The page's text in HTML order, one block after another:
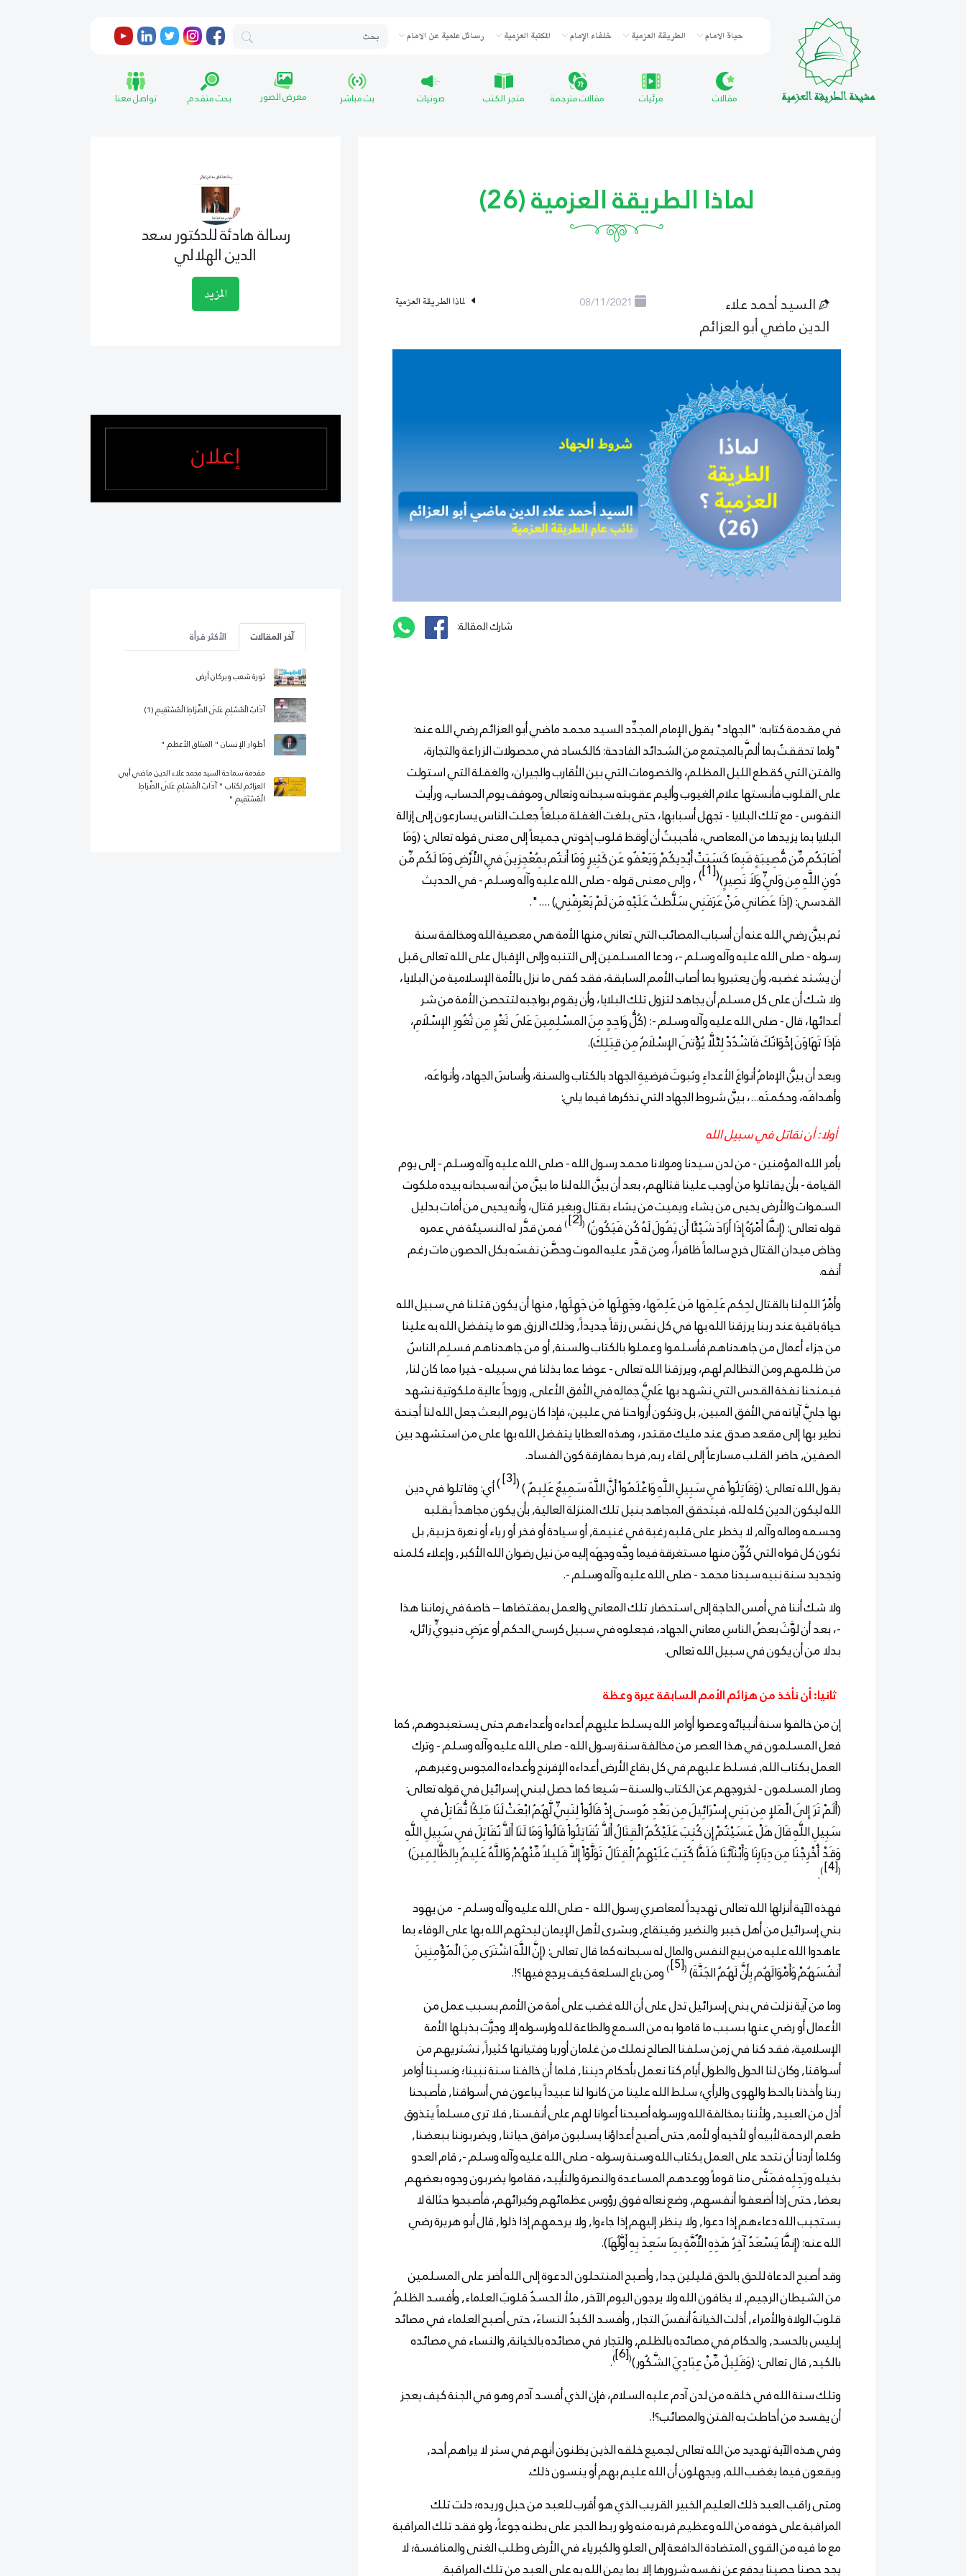
حياة الامام الطريقة العزمية خلفاء الإمام المكتبة العزمية رسائل علمية عن الامام
مقالات مرئيات مقالات مترجمة متجر الكتب صوتيات بث مباشر معرض الصور بحث متقدم تواصل معنا
لماذا الطريقة العزمية (26)
السيد أحمد علاء
الدين ماضي أبو العزائم
08/11/2021 لماذا الطريقة العزمية
شارك المقالة:
في مقدمة كتابه: "الجهاد" يقول الإمام المجدِّد السيد محمد ماضي أبو العزائم رضي الله عنه:
"ولما تحققتُ بما ألمَّ بالمجتمع من الشدائد الفادحة: كالكساد في محصولات الزراعة والتجارة،
والفتن التي كقطع الليل المظلم، والخصومات التي بين الأقارب والجيران، والغفلة التي استولت
على القلوب فأنستها علام الغيوب وأليم عقوبته سبحانه وتعالى وموقف يوم الحساب، ورأيت
النفوس - مع تلك البلايا - تجهل أسبابها، حتى بلغت الغفلة مبلغاً جعلت الناس يسارعون إلى إزالة
البلايا بما يزيدها من المعاصي، فأحببتُ أن أوقظ قلوب إخوتي جميعاً إلى معنى قوله تعالى: (وَمَا
أَصَابَكُم مِّن مُّصِيبَةٍ فَبِمَا كَسَبَتْ أَيْدِيكُمْ وَيَعْفُو عَن كَثِيرٍ وَمَا أَنتُم بِمُعْجِزِينَ فِي الْأَرْضِ وَمَا لَكُم مِّن
دُونِاللَّهِ مِن وَلِيٍّ وَلَا نَصِيرٍ)(
[1]
)،وإلى معنى قوله - صلى الله عليه وآله وسلم - في الحديث
القدسي: (إذَا عَصَانِى مَنْ عَرَفَنِي سَلَّطتُ عَلَيْهِ مَن لَمْ يَعْرِفْنِي) ....".
ثم بيَّن رضي الله عنه أن أسباب المصائب التي تعاني منها الأمة هي معصية الله ومخالفة سنة
رسوله- صلى الله عليه وآله وسلم -، ودعا المسلمين إلى التنبه وإلى الإقبال على الله تعالى قبل
أن يشتد غضبه، وأن يعتبروا بما أصاب الأمم السابقة، فقد كفى ما نزل بالأمة الإسلامية من البلايا،
ولا شك أن على كل مسلم أن يجاهد لتزول تلك البلايا، وأن يقوم بواجبه لتتحصن الأمة من شر
أعدائها، قال- صلى الله عليه وآله وسلم -: (كُلُّ وَاحِدٍ مِنَ المسْلِمِينَ عَلَى ثَغْرٍ مِن ثُغُورِ الإسْلَامِ،
فَإذَا تَهَاوَنَ إخْوَانُكَ فَاشْدُدْ لِئَلَّا يُؤْتَى الإسْلَامُ مِن قِبَلِكَ).
وبعد أن بيَّن الإمامُ أنواعَ الأعداءِ وثبوتَ فرضيةِ الجهاد بالكتاب والسنة، وأساسَ الجهاد، وأنواعَه،
وأهدافَه، وحكمتَه...، بيَّن شروط الجهاد التي نذكرها فيما يلي:
أولا: أن نقاتل في سبيل الله
يأمر الله المؤمنين - من لدن سيدنا ومولانا محمد رسول الله - صلى الله عليه وآله وسلم - إلى يوم
القيامة - بأن يقاتلوا من أوجب علينا قتالهم، بعد أن بيَّن الله لنا ما بيَّن من أنه سبحانه بيده ملكوت
السموات والأرض يحيى من يشاء ويميت من يشاء بقتال وبغير قتال، وأنه يحيى من أمات بدليل
قوله تعالى: (إِنَّمَا أَمْرُهُ إِذَا أَرَادَ شَيْئًا أَن يَقُولَ لَهُ كُن فَيَكُونُ)(
[2]
)فمن قدَّر له النسيئة في عمره
وخاض ميدان القتال خرج سالماً ظافراً، ومن قدَّر عليه الموت وحصَّن نفسَه بكل الحصون مات رغم
أنفه.
وأمْرُ اللهِ لنا بالقتال لحِكم عَلِمَها مَن عَلِمَها، وجَهِلَها مَن جَهِلَها, منها أن يكون قتلنا في سبيل الله
حياة باقية عند ربنا يرزقنا الله بها في كل نفَس رزقاً جديداً, وذلك الرزق هو ما يتفضل الله به علينا
من جزاء أعمال من جاهدناهم فأسلموا وعملوا بالكتاب والسنة, أو من جاهدناهم فسلِم الناسُ
من ظلمهم ومن التظالم لهم، ويرزقنا الله تعالى - عوضا عما بذلنا في سبيله - خيرا مما كان لنا,
فيمنحنا نفخة القدس التي نشهد بها عَلِيَّ جمالِه في الأفق الأعلى, وروحاً عالية ملكوتية نشهد
بها جلِيَّ آياته في الأفق المبين, بل وتكون أرواحنا في عليين، فإذا كان يوم البعث جعل الله لنا أجنحة
نطير بها إلى مقعد صدق عند مليك مقتدر، وهذه العطايا يتفضل الله بها على من استشهد بين
الصفين, حاضر القلب مسارعاً إلى لقاء ربه, فرحا بمفارقة كون الفساد.
يقول الله تعالى: (وَقَاتِلُواْ فِي سَبِيلِ اللَّهِ وَاعْلَمُواْ أَنَّ اللَّهَ سَمِيعٌ عَلِيمٌ)
(
[3]
)أي: وقاتلوا في دين
الله ليكون الدين كله لله، فيتحقق المجاهد بنيل تلك المنزلة العالية, بأن يكون مجاهداً بقلبه
وجسمه وماله وآله, لا يخطر على قلبه رغبة في غنيمة, أو سيادة أو فخر أورياء أو نعرة حزبية, بل
تكون كل قواه التي كُوِّن منها مستغرقة فيما وجَّه وجهَه إليه من نيل رضوان الله الأكبر, وإعلاء كلمته
وتجديد سنة نبيه سيدنا محمد - صلى الله عليه وآله وسلم -.
ولا شك أننا في أمس الحاجة إلى استحضار تلك المعاني والعمل بمقتضاها – خاصة في زماننا هذا
-، بعد أن لوَّثَ بعضُ الناسِ معاني الجهاد، فجعلوه في سبيل كرسي الحكم أو عرَضٍ دنيويٍّ زائل،
بدلا من أن يكون في سبيل الله تعالى.
ثانيا: أن نأخذ من هزائم الأمم السابقة عبرة وعظة
إن من خالفوا سنة أنبيائه وعصوا أوامر الله يسلط عليهم أعداءه وأعداءهم حتى يستعبدوهم, كما
فعل المسلمون في هذا العصر من مخالفة سنة رسول الله - صلى الله عليه وآله وسلم - وترك
العمل بكتاب الله, فسلط عليهم في كل بقاع الأرض أعداءه الإفرنج وأعداءه المجوس وغيرهم,
وصار المسلمون - لخروجهم عن الكتاب والسنة – شيعا كما حصل لبني إسرائيل في قوله تعالى:
(أَلَمْ تَرَ إِلَى الْمَلإِ مِن بَنِي إِسْرَائِيلَ مِن بَعْدِ مُوسَى إِذْ قَالُواْ لِنَبِيٍّ لَّهُمُ ابْعَثْ لَنَا مَلِكًا نُّقَاتِلْ فِي
سَبِيلِ اللَّهِ قَالَ هَلْ عَسَيْتُمْ إِن كُتِبَ عَلَيْكُمُ الْقِتَالُ أَلاَّتُقَاتِلُواْ قَالُواْ وَمَا لَنَا أَلاَّ نُقَاتِلَ فِي سَبِيلِ اللَّهِ
وَقَدْأُخْرِجْنَا مِن دِيَارِنَا وَأَبْنَآئِنَا فَلَمَّا كُتِبَ عَلَيْهِمُ الْقِتَالُتَوَلَّوْاْ إِلاَّ قَلِيلاً مِّنْهُمْ وَاللَّهُ عَلِيمٌ بِالظَّالِمِينَ)
(
[4]
)
.
فهذه الآية أنزلها الله تعالى تهديداً لمعاصري رسول الله - صلى الله عليه وآله وسلم - من يهود
بني إسرائيل من أهل خيبر والنضير وقينقاع, وبشرى لأهل الإيمان ليحثهم الله بها على الوفاء بما
عاهدوا الله عليه من بيع النفس والمال له سبحانه كما قال تعالى: (إِنَّ اللَّهَ اشْتَرَى مِنَ الْمُؤْمِنِينَ
أَنفُسَهُمْ وَأَمْوَالَهُم بِأَنَّلَهُمُ الجَنَّةَ)(
[5]
)ومن باع السلعة كيف يرجع فيها؟!.
وما من آية نزلت في بني إسرائيل تدل على أن الله غضب على أمة من الأمم بسبب عمل من
الأعمال أو رضي عنها بسبب ما قاموا به من السمع والطاعة لله ولرسوله إلا وجرَّت بذيلها الأمة
الإسلامية، فقد كنا في زمن سلفنا الصالح نملك من غلمان أوربا وفتيانها كثيراً, نشتريهم من
أسواقنا, وكان لنا الحول والطول أيام كنا نعمل بأحكام ديننا, فلما أن خالفنا سنة نبينا؛ ونسينا أوامر
ربنا وأخذنا بالحظ والهوى والرأي؛ سلط الله علينا من كانوا لنا عبيداً يباعون في أسواقنا, فأصبحنا
أذل من العبيد, ولأننا بمخالفة الله ورسوله أصبحنا أعوانا لهم على أنفسنا, فلا ترى مسلماً يتذوق
طعم الرحمة لأبيه أو لأخيه أو لأمه, حتى أصبح أعداؤنا يسلبون مرافق حياتنا, ويضربوننا ببعضنا,
وكلما أردنا أن نتحد على العمل بكتاب الله وسنة رسوله- صلى الله عليه وآله وسلم -, قام العدو
بخيله ورَجِلِه فمَنَّى منا قوماً ووعدهم المساعدة والنصرة والتأييد، فقاموا يضربون وجوه بعضهم
بعضا, حتى إذا أضعفوا أنفسهم, وضع نعاله فوق رؤوس عظمائهم وكبرائهم، فأصبحوا حثالة لا
يستجيب الله دعاءهم إذا دعوا, ولا ينظر إليهم إذا جاءوا, ولا يرحمهم إذا ذلوا, قال أبو هريرة رضي
الله عنه: (إِنَّمَا يَسْعَدُ آخِرُ هَذِهِ الْأُمَّةِ بِمَا سَعِدَ بِهِ أَوَّلُهَا).
وقد أصبح الدعاة للحق بالحق قليلين جدا, وأصبح المنتحلون الدعوة إلى الله أضر على المسلمين
من الشيطان الرجيم, لا يخافون الله ولا يرجون اليوم الآخر, ملأ الحسدُ قلوبَ العلماء, وأفسد الظلمُ
قلوبَ الولاة والأمراء, أذلت الخيانةُ أنفسَ التجار, وأفسد الكيدُ النساءَ، حتى أصبح العلماء في مصائد
إبليس بالحسد, والحكام في مصائده بالظلم, والتجار في مصائده بالخيانة, والنساء في مصائده
بالكيد, قال تعالى: (وَقَلِيلٌ مِّنْ عِبَادِيَ الشَّكُور)(
[6]
)
.
وتلك سنة الله في خلقه من لدن آدم عليه السلام، فإن الذي أفسد آدم وهو في الجنة كيف يعجز
أن يفسد من أحاطت به الفتن والمصائب؟!.
وفي هذه الآية تهديد من الله تعالى لجميع خلقه الذين يظنون أنهم في ستر لا يراهم أحد,
ويقعون فيما يغضب الله, ويجهلون أن الله عليم بهم أو ينسون ذلك.
ومتى راقب العبد ذلك العليم الخبير القريب الذي هو أقرب للعبد من حبل وريده؛ دلت تلك
المراقبة على خوفه من الله وعظيم قربه منه ولو ربط الحجر على بطنه جوعاً، ولو فقد تلك المراقبة
مع ما فيه من القوى المتضادة الدافعة إلى العلو والكبرياء في الأرض وطلب الغنى والمنافسة؛ لا
يجد حصنا حصينا يدفع عن نفسه شرورها إلا بما يمن الله به على العبد من تلك المراقبة.
رسالة هادئة للدكتور سعد
الدين الهلالي
المزيد
آخر المقالات الأكثر قرأة
ثورة شعب وبركان أرض
آدَابُ الْمُسْلِمِ عَلَى الصِّرَاطِ الْمُسْتَقِيمِ (1)
أطوار الإنسان " الميثاق الأعظم "
مقدمة سماحة السيد محمد علاء الدين ماضي أبي
العزائم لكتاب " آدَابُ الْمُسْلِمِ عَلَى الصِّرَاطِ
الْمُسْتَقِيمِ "